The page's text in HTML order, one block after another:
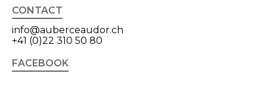
CONTACT
info@auberceaudor.ch
+41 (0)22 310 50 80
FACEBOOK